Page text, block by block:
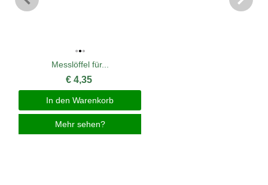
Messlöffel für...
€ 4,35
In den Warenkorb
Mehr sehen?